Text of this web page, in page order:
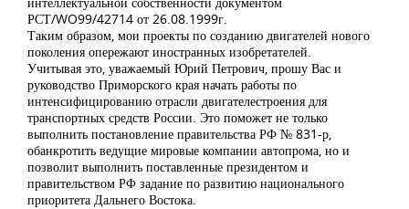
РСТ/WO99/42714 от 26.08.1999г.
Таким образом, мои проекты по созданию двигателей нового
поколения опережают иностранных изобретателей.
Учитывая это, уважаемый Юрий Петрович, прошу Вас и
руководство Приморского края начать работы по
интенсифицированию отрасли двигателестроения для
транспортных средств России. Это поможет не только
выполнить постановление правительства РФ № 831-р,
обанкротить ведущие мировые компании автопрома, но и
позволит выполнить поставленные президентом и
правительством РФ задание по развитию национального
приоритета Дальнего Востока.